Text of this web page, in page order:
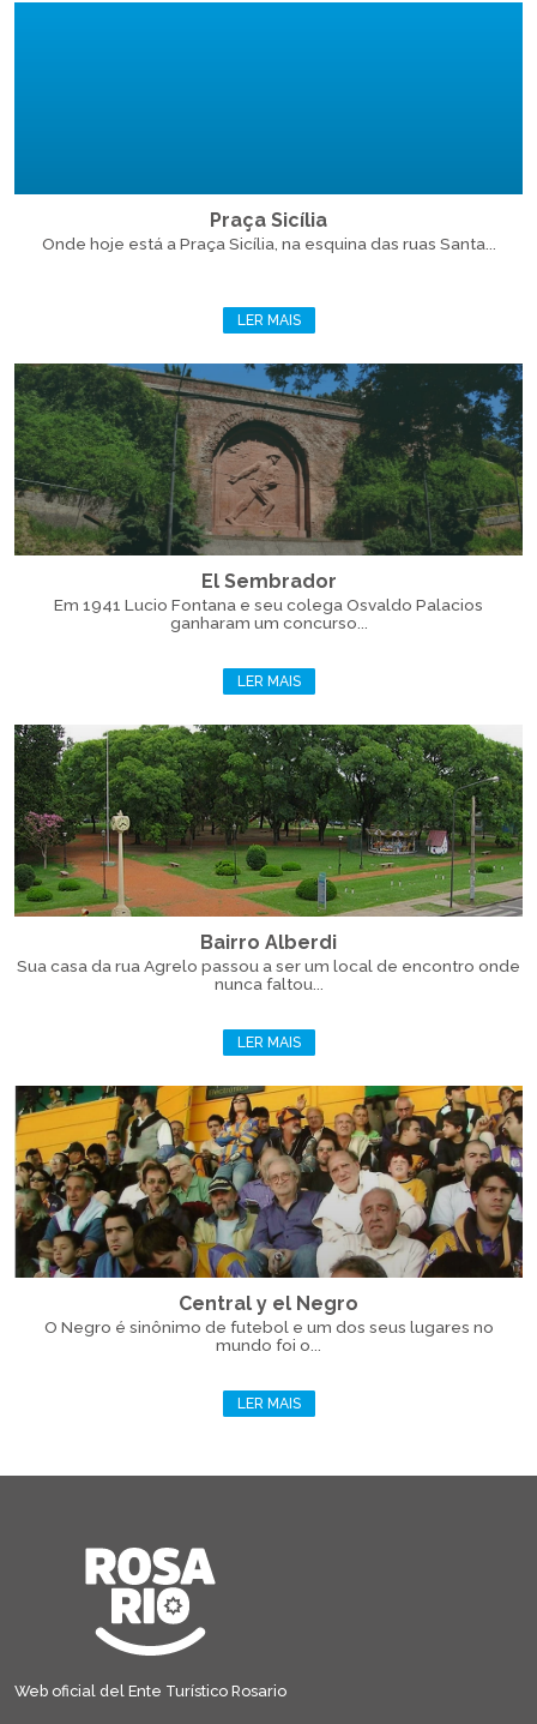
Praça Sicília
Onde hoje está a Praça Sicília, na esquina das ruas Santa...
LER MAIS
El Sembrador
Em 1941 Lucio Fontana e seu colega Osvaldo Palacios
ganharam um concurso...
LER MAIS
Bairro Alberdi
Sua casa da rua Agrelo passou a ser um local de encontro onde
nunca faltou...
LER MAIS
Central y el Negro
O Negro é sinônimo de futebol e um dos seus lugares no
mundo foi o...
LER MAIS
Web oficial del Ente Turístico Rosario